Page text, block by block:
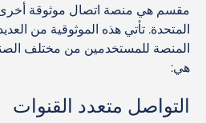
مقسم هي منصة اتصال موثوقة أخرى
المتحدة. تأتي هذه الموثوقية من
المنصة للمستخدمين من مختلف
هي:
التواصل متعدد القنوات